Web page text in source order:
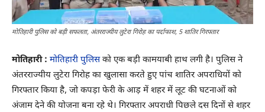
मोतिहारी पुलिस को बड़ी सफलता, अंतरराज्यीय लुटेरा गिरोह का पर्दाफाश, 5 शातिर गिरफ्तार
मोतिहारी : मोतिहारी पुलिसको एक बड़ी कामयाबी हाथ लगी है। पुलिस ने
अंतरराज्यीय लुटेरा गिरोह का खुलासा करते हुए पांच शातिर अपराधियों को
गिरफ्तार किया है, जो कपड़ा फेरी के आड़ में शहर में लूट की घटनाओं को
अंजाम देने की योजना बना रहे थे। गिरफ्तार अपराधी पिछले दस दिनों से शहर